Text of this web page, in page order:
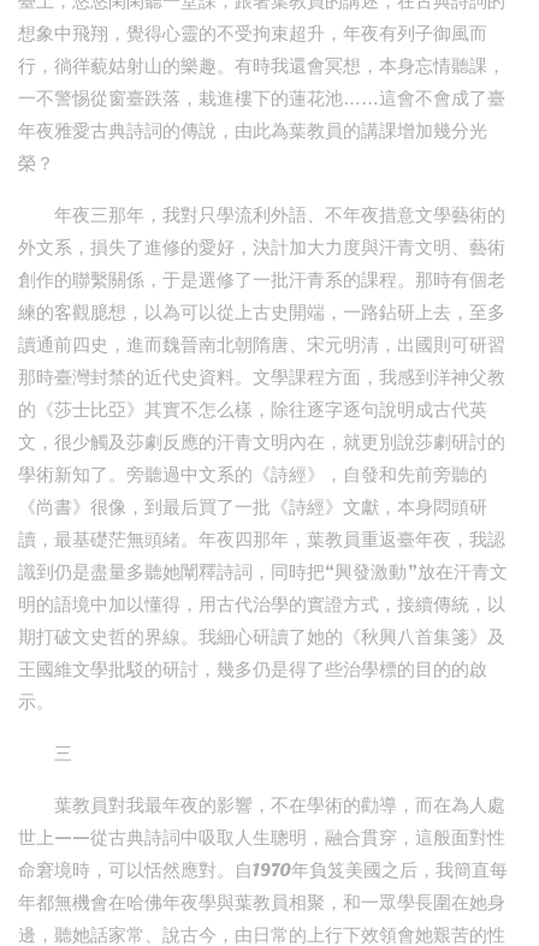
想象中飛翔，覺得心靈的不受拘束超升，年夜有列子御風而
行，徜徉藐姑射山的樂趣。有時我還會冥想，本身忘情聽課，
一不警惕從窗臺跌落，栽進樓下的蓮花池……這會不會成了臺
年夜雅愛古典詩詞的傳說，由此為葉教員的講課增加幾分光
榮？
年夜三那年，我對只學流利外語、不年夜措意文學藝術的
外文系，損失了進修的愛好，決計加大力度與汗青文明、藝術
創作的聯繫關係，于是選修了一批汗青系的課程。那時有個老
練的客觀臆想，以為可以從上古史開端，一路鉆研上去，至多
讀通前四史，進而魏晉南北朝隋唐、宋元明清，出國則可研習
那時臺灣封禁的近代史資料。文學課程方面，我感到洋神父教
的《莎士比亞》其實不怎么樣，除往逐字逐句說明成古代英
文，很少觸及莎劇反應的汗青文明內在，就更別說莎劇研討的
學術新知了。旁聽過中文系的《詩經》，自發和先前旁聽的
《尚書》很像，到最后買了一批《詩經》文獻，本身悶頭研
讀，最基礎茫無頭緒。年夜四那年，葉教員重返臺年夜，我認
識到仍是盡量多聽她闡釋詩詞，同時把“興發激動”放在汗青文
明的語境中加以懂得，用古代治學的實證方式，接續傳統，以
期打破文史哲的界線。我細心研讀了她的《秋興八首集箋》及
王國維文學批駁的研討，幾多仍是得了些治學標的目的的啟
示。
三
葉教員對我最年夜的影響，不在學術的勸導，而在為人處
世上——從古典詩詞中吸取人生聰明，融合貫穿，這般面對性
命窘境時，可以恬然應對。自1970年負笈美國之后，我簡直每
年都無機會在哈佛年夜學與葉教員相聚，和一眾學長圍在她身
邊，聽她話家常、說古今，由日常的上行下效領會她艱苦的性